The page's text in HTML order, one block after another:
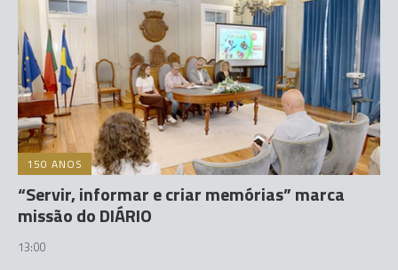
150 ANOS
“Servir, informar e criar memórias” marca
missão do DIÁRIO
13:00